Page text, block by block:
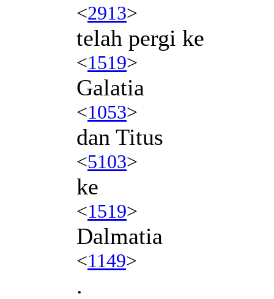
<2913>
telah pergi ke
<1519>
Galatia
<1053>
dan Titus
<5103>
ke
<1519>
Dalmatia
<1149>
.